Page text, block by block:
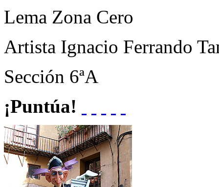
Lema Zona Cero
Artista Ignacio Ferrando
Sección 6ªA
¡Puntúa!